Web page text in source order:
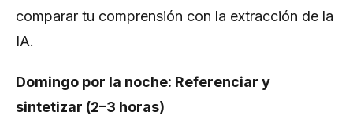
comparar tu comprensión con la extracción de la
IA.
Domingo por la noche: Referenciar y
sintetizar (2–3 horas)